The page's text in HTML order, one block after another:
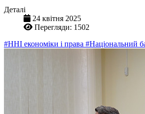
Деталі
24 квітня 2025
Перегляди: 1502
#ННІ економіки і права #Національний